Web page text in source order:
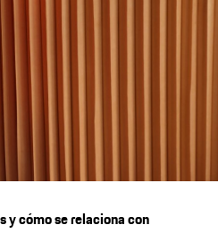
cómo se relaciona con